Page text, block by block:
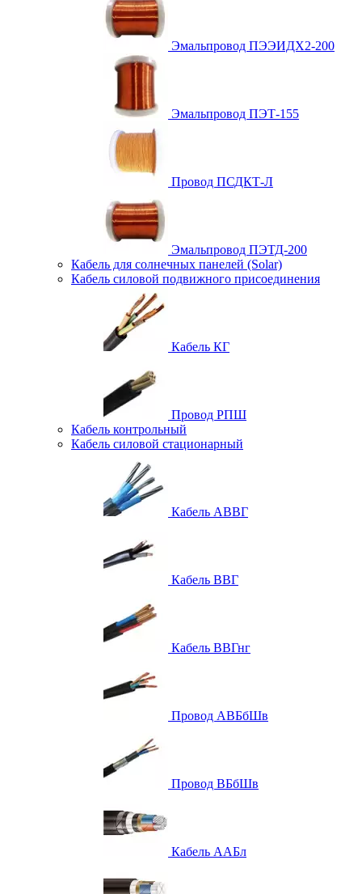
Эмальпровод ПЭЭИДХ2-200
Эмальпровод ПЭТ-155
Провод ПСДКТ-Л
Эмальпровод ПЭТД-200
Кабель для солнечных панелей (Solar)
Кабель силовой подвижного присоединения
Кабель КГ
Провод РПШ
Кабель контрольный
Кабель силовой стационарный
Кабель АВВГ
Кабель ВВГ
Кабель ВВГнг
Провод АВБбШв
Провод ВБбШв
Кабель ААБл